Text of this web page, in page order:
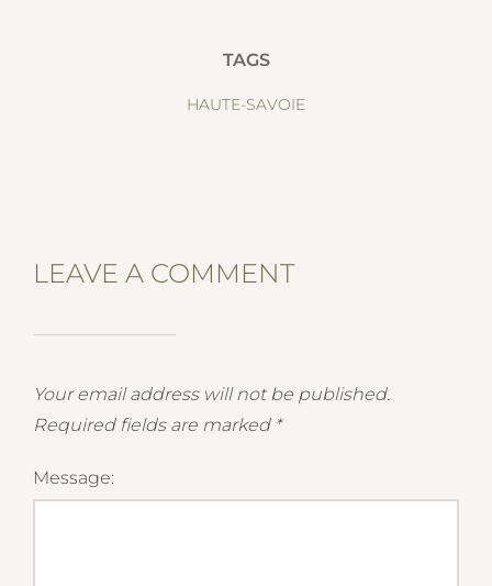
TAGS
HAUTE-SAVOIE
LEAVE A COMMENT
Your email address will not be published.
Required fields are marked *
Message: